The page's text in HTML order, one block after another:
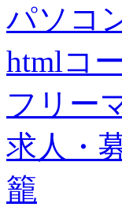
パソコ
htmlコ
フリー
求人・
籠